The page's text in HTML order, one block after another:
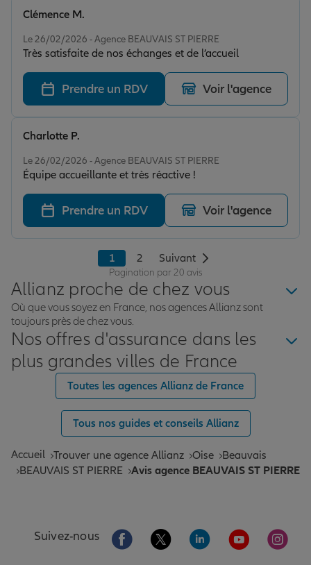
Le 26/02/2026 - Agence BEAUVAIS ST PIERRE
Très satisfaite de nos échanges et de l’accueil
Clémence M.
Prendre un RDV Voir l'agence
Le 26/02/2026 - Agence BEAUVAIS ST PIERRE
Équipe accueillante et très réactive !
Charlotte P.
Prendre un RDV Voir l'agence
1 2 Suivant
Pagination par 20 avis
Allianz proche de chez vous
Où que vous soyez en France, nos agences Allianz sont
toujours près de chez vous.
Nos offres d'assurance dans les
plus grandes villes de France
Toutes les agences Allianz de France
Tous nos guides et conseils Allianz
Accueil Trouver une agence Allianz Oise
Beauvais
BEAUVAIS ST PIERRE
Avis agence BEAUVAIS ST PIERRE
Suivez-nous Aller sur la page Facebook de Allianz
Aller sur la page Twitter de
Aller sur la page
Aller sur la
Aller